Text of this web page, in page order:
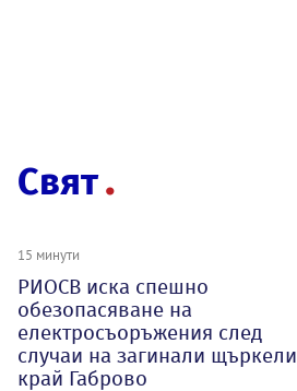
Свят
15 минути
РИОСВ иска спешно
обезопасяване на
електросъоръжения след
случаи на загинали щъркели
край Габрово